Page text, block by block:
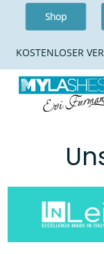
Shop
KOSTENLOSER